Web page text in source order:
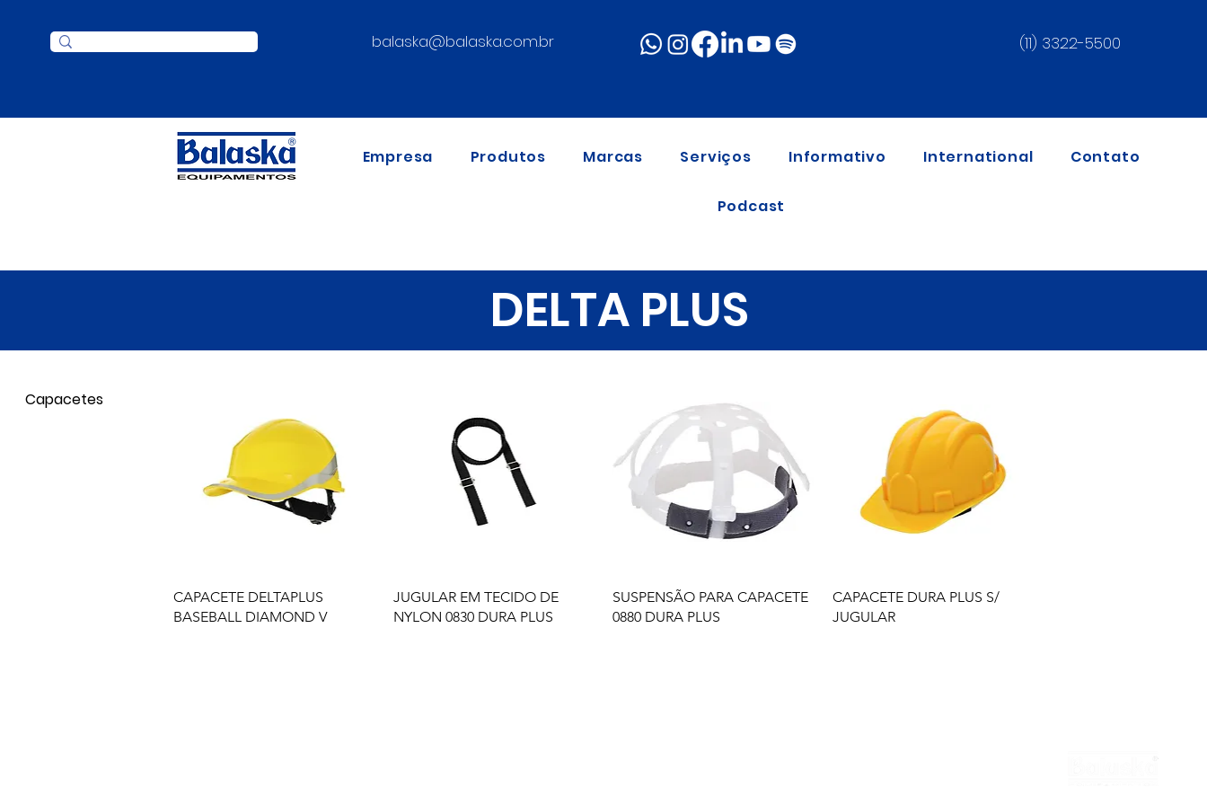
balaska@balaska.com.br (11) 3322-5500
Empresa Produtos Marcas Serviços Informativo International Contato
Podcast
Capacetes
CAPACETE DELTAPLUS
BASEBALL DIAMOND V
JUGULAR EM TECIDO DE
NYLON 0830 DURA PLUS
SUSPENSÃO PARA CAPACETE
0880 DURA PLUS
CAPACETE DURA PLUS S/
JUGULAR
DELTA PLUS